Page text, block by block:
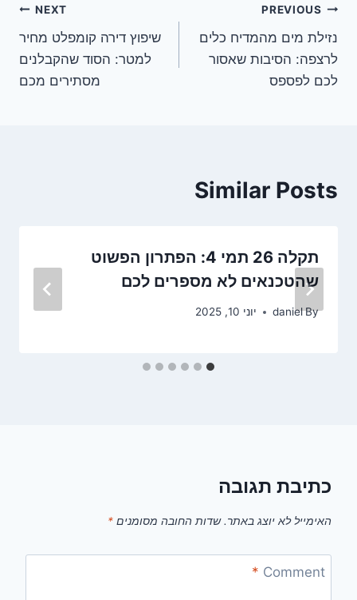
ניווט
PREVIOUS
נזילת מים מהמדיח כלים
לרצפה: הסיבות שאסור
לכם לפספס
NEXT
שיפוץ דירה קומפלט מחיר
למטר: הסוד שהקבלנים
מסתירים מכם
Similar Posts
תקלה 26 תמי 4: הפתרון הפשוט
שהטכנאים לא מספרים לכם
By
daniel יוני 10, 2025
כתיבת תגובה
האימייל לא יוצג באתר. שדות החובה מסומנים *
Comment
*